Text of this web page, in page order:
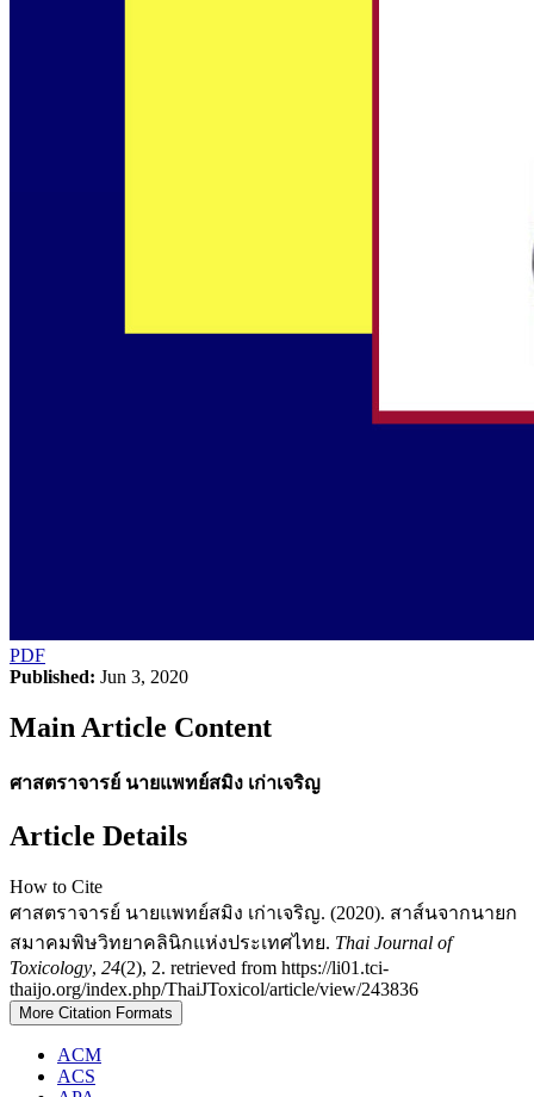
PDF
Published: Jun 3, 2020
Main Article Content
ศาสตราจารย์ นายแพทย์สมิง เก่าเจริญ
Article Details
How to Cite
ศาสตราจารย์ นายแพทย์สมิง เก่าเจริญ. (2020). สาส์นจากนายก
สมาคมพิษวิทยาคลินิกแห่งประเทศไทย. Thai Journal of
Toxicology, 24(2), 2. retrieved from https://li01.tci-
thaijo.org/index.php/ThaiJToxicol/article/view/243836
More Citation Formats
ACM
ACS